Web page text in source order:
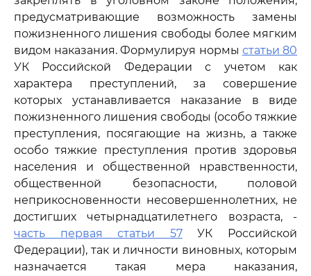
предусматривающие возможность замены
пожизненного лишения свободы более мягким
видом наказания. Формулируя нормы статьи 80
УК Российской Федерации с учетом как
характера преступлений, за совершение
которых устанавливается наказание в виде
пожизненного лишения свободы (особо тяжкие
преступления, посягающие на жизнь, а также
особо тяжкие преступления против здоровья
населения и общественной нравственности,
общественной безопасности, половой
неприкосновенности несовершеннолетних, не
достигших четырнадцатилетнего возраста, -
часть первая статьи 57УК Российской
Федерации), так и личности виновных, которым
назначается такая мера наказания,